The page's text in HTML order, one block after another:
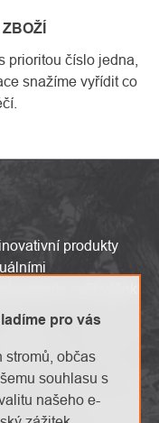
pro vás
stromů, občas
souhlasu s
našeho e-
prioritou číslo jedna,
snažíme vyřídit co
produkty